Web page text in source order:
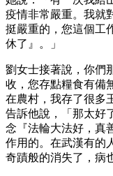
疫情非常嚴重。我就
挺嚴重的，您這個工
休了』。」
劉女士接著說，你們
收，您存點糧食有備
在農村，我存了很多
告訴他說，「那太好
念『法輪大法好，真
作用的。在武漢有的
奇蹟般的消失了，病